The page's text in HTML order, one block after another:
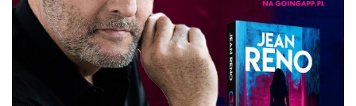
KONTAKT